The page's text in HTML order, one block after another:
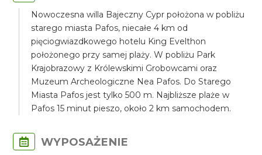
Nowoczesna willa Bajeczny Cypr położona w pobliżu
starego miasta Pafos, niecałe 4 km od
pięciogwiazdkowego hotelu King Evelthon
położonego przy samej plaży. W pobliżu Park
Krajobrazowy z Królewskimi Grobowcami oraz
Muzeum Archeologiczne Nea Pafos. Do Starego
Miasta Pafos jest tylko 500 m. Najbliższe plaże w
Pafos 15 minut pieszo, około 2 km samochodem.
WYPOSAŻENIE